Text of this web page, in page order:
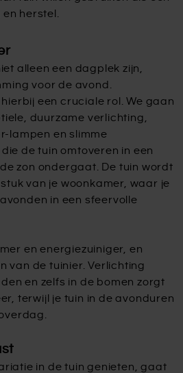
herstel.
alleen een dagplek zijn,
voor de avond.
een cruciale rol. We gaan
duurzame verlichting,
lampen en slimme
de tuin omtoveren in een
zon ondergaat. De tuin wordt
van je woonkamer, waar je
in een sfeervolle
en energiezuiniger, en
van de tuinier. Verlichting
en zelfs in de bomen zorgt
terwijl je tuin in de avonduren
in de tuin genieten, gaat